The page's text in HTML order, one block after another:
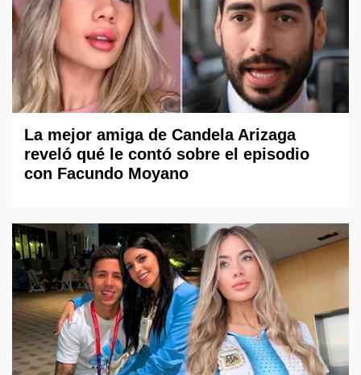
La mejor amiga de Candela Arizaga
reveló qué le contó sobre el episodio
con Facundo Moyano